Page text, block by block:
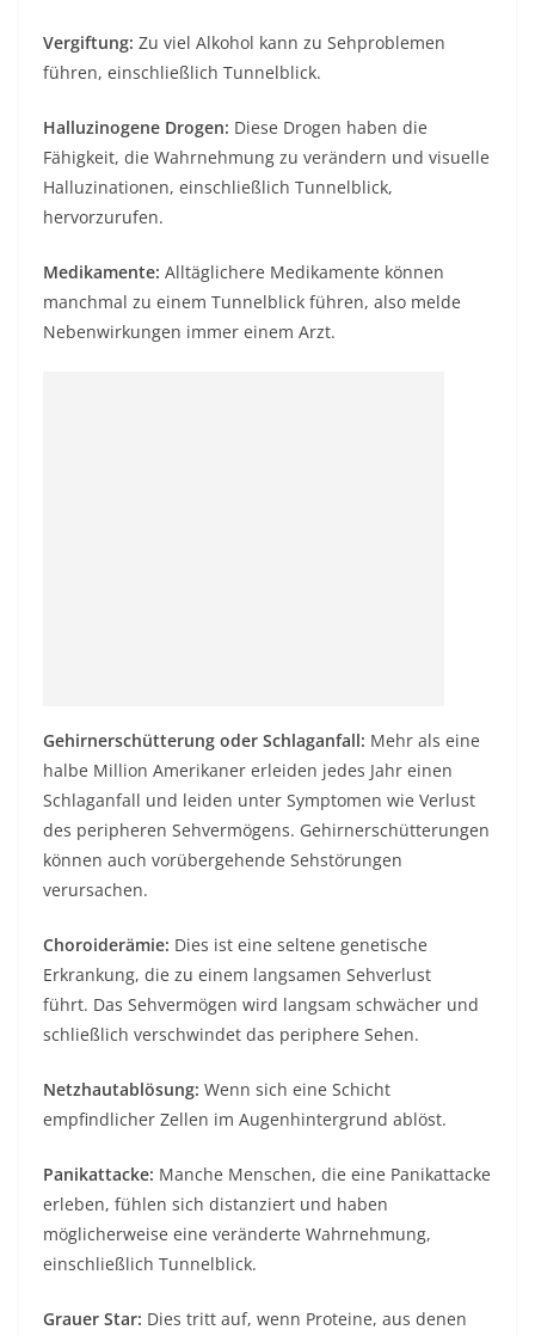
Vergiftung: Zu viel Alkohol kann zu Sehproblemen
führen, einschließlich Tunnelblick.
Halluzinogene Drogen: Diese Drogen haben die
Fähigkeit, die Wahrnehmung zu verändern und visuelle
Halluzinationen, einschließlich Tunnelblick,
hervorzurufen.
Medikamente: Alltäglichere Medikamente können
manchmal zu einem Tunnelblick führen, also melde
Nebenwirkungen immer einem Arzt.
Gehirnerschütterung oder Schlaganfall: Mehr als eine
halbe Million Amerikaner erleiden jedes Jahr einen
Schlaganfall und leiden unter Symptomen wie Verlust
des peripheren Sehvermögens. Gehirnerschütterungen
können auch vorübergehende Sehstörungen
verursachen.
Choroiderämie: Dies ist eine seltene genetische
Erkrankung, die zu einem langsamen Sehverlust
führt. Das Sehvermögen wird langsam schwächer und
schließlich verschwindet das periphere Sehen.
Netzhautablösung: Wenn sich eine Schicht
empfindlicher Zellen im Augenhintergrund ablöst.
Panikattacke: Manche Menschen, die eine Panikattacke
erleben, fühlen sich distanziert und haben
möglicherweise eine veränderte Wahrnehmung,
einschließlich Tunnelblick.
Grauer Star: Dies tritt auf, wenn Proteine, aus denen